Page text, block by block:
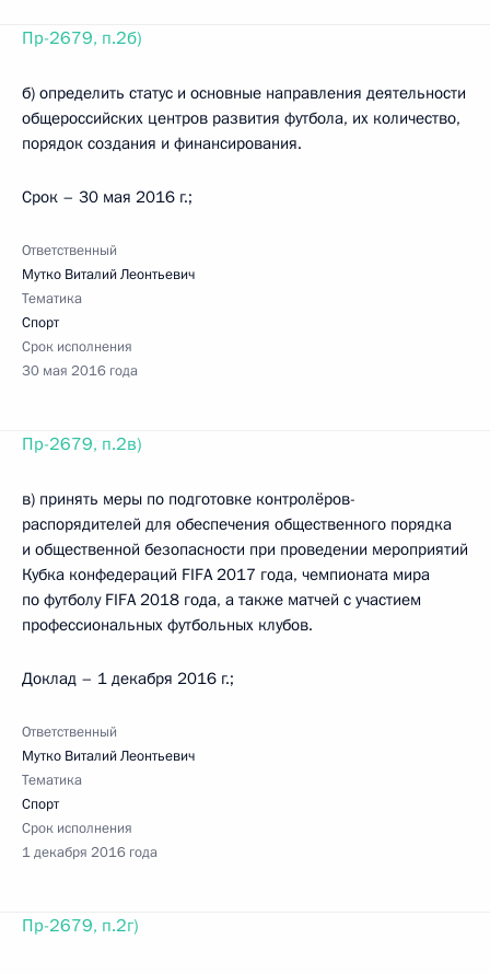
Пр-2679, п.2б)
б) определить статус и основные направления деятельности
общероссийских центров развития футбола, их количество,
порядок создания и финансирования.
Срок – 30 мая 2016 г.;
Ответственный
Мутко Виталий Леонтьевич
Тематика
Спорт
Срок исполнения
30 мая 2016 года
Пр-2679, п.2в)
в) принять меры по подготовке контролёров-
распорядителей для обеспечения общественного порядка
и общественной безопасности при проведении мероприятий
Кубка конфедераций FIFA 2017 года, чемпионата мира
по футболу FIFA 2018 года, а также матчей с участием
профессиональных футбольных клубов.
Доклад – 1 декабря 2016 г.;
Ответственный
Мутко Виталий Леонтьевич
Тематика
Спорт
Срок исполнения
1 декабря 2016 года
Пр-2679, п.2г)